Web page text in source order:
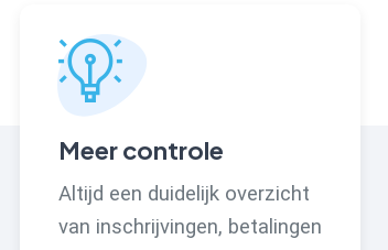
Meer controle
Altijd een duidelijk overzicht
van inschrijvingen, betalingen